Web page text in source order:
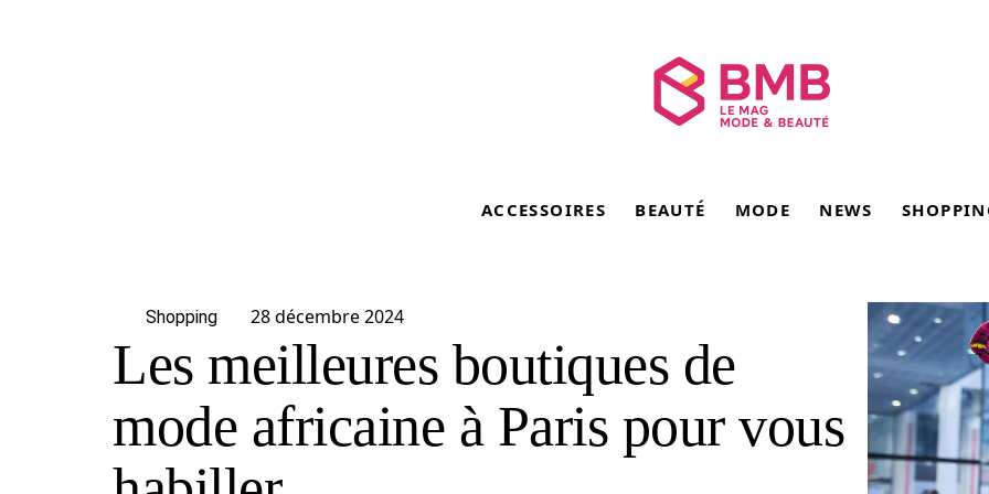
ACCESSOIRES BEAUTÉ MODE NEWS
Shopping 28 décembre 2024
Les meilleures boutiques de
mode africaine à Paris pour vous